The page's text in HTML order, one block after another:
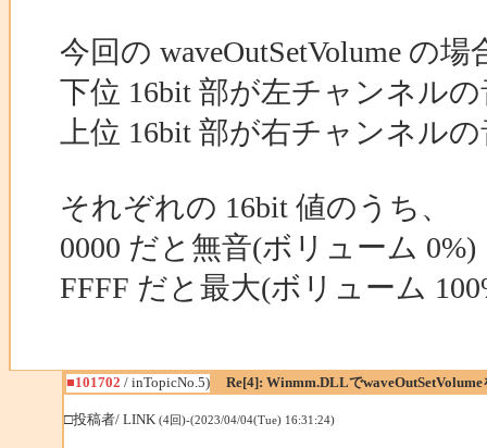
今回の waveOutSetVolume の
下位 16bit 部が左チャンネル
上位 16bit 部が右チャンネル
それぞれの 16bit 値のうち、
0000 だと無音(ボリューム 0%)
FFFF だと最大(ボリューム
■101702 / inTopicNo.5) Re[4]: Winmm.DLLでwaveOutSetVolume
□投稿者/ LINK (4回)-(2023/04/04(Tue) 16:31:24)